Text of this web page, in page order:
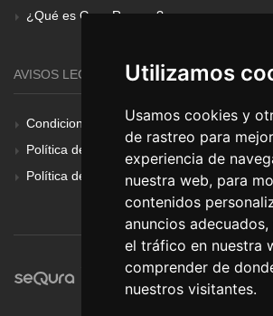
Utilizamos
Usamos cookies y
de rastreo para
experiencia de
nuestra web, para
contenidos
anuncios
el tráfico en nuestra
comprender de
nuestros visitantes.
¿Qué es Gear Renove?
AVISOS LEGALES
Condiciones Generales
Política de Cookies
Política de Privacidad